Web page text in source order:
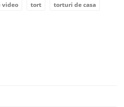
video tort
torturi de casa